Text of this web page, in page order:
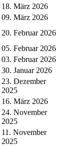
18. März 2026
09. März 2026
20. Februar 2026
05. Februar 2026
03. Februar 2026
30. Januar 2026
23. Dezember
2025
16. März 2026
24. November
2025
11. November
2025